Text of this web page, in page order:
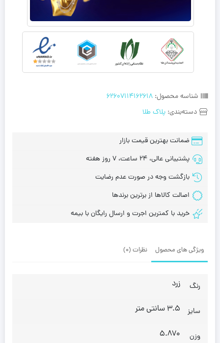
شناسه محصول: 62607114162618
دسته‌بندی: پلاک طلا
ضمانت بهترین قیمت بازار
پشتیبانی عالی، 24 ساعت، 7 روز هفته
بازگشت وجه در صورت عدم رضایت
اصالت کالاها از برترین برندها
خرید با کمترین اجرت و ارسال رایگان با بیمه
ویژگی های محصول نظرات (0)
رنگ زرد
سایز 3.5 سانتی متر
وزن 5.870